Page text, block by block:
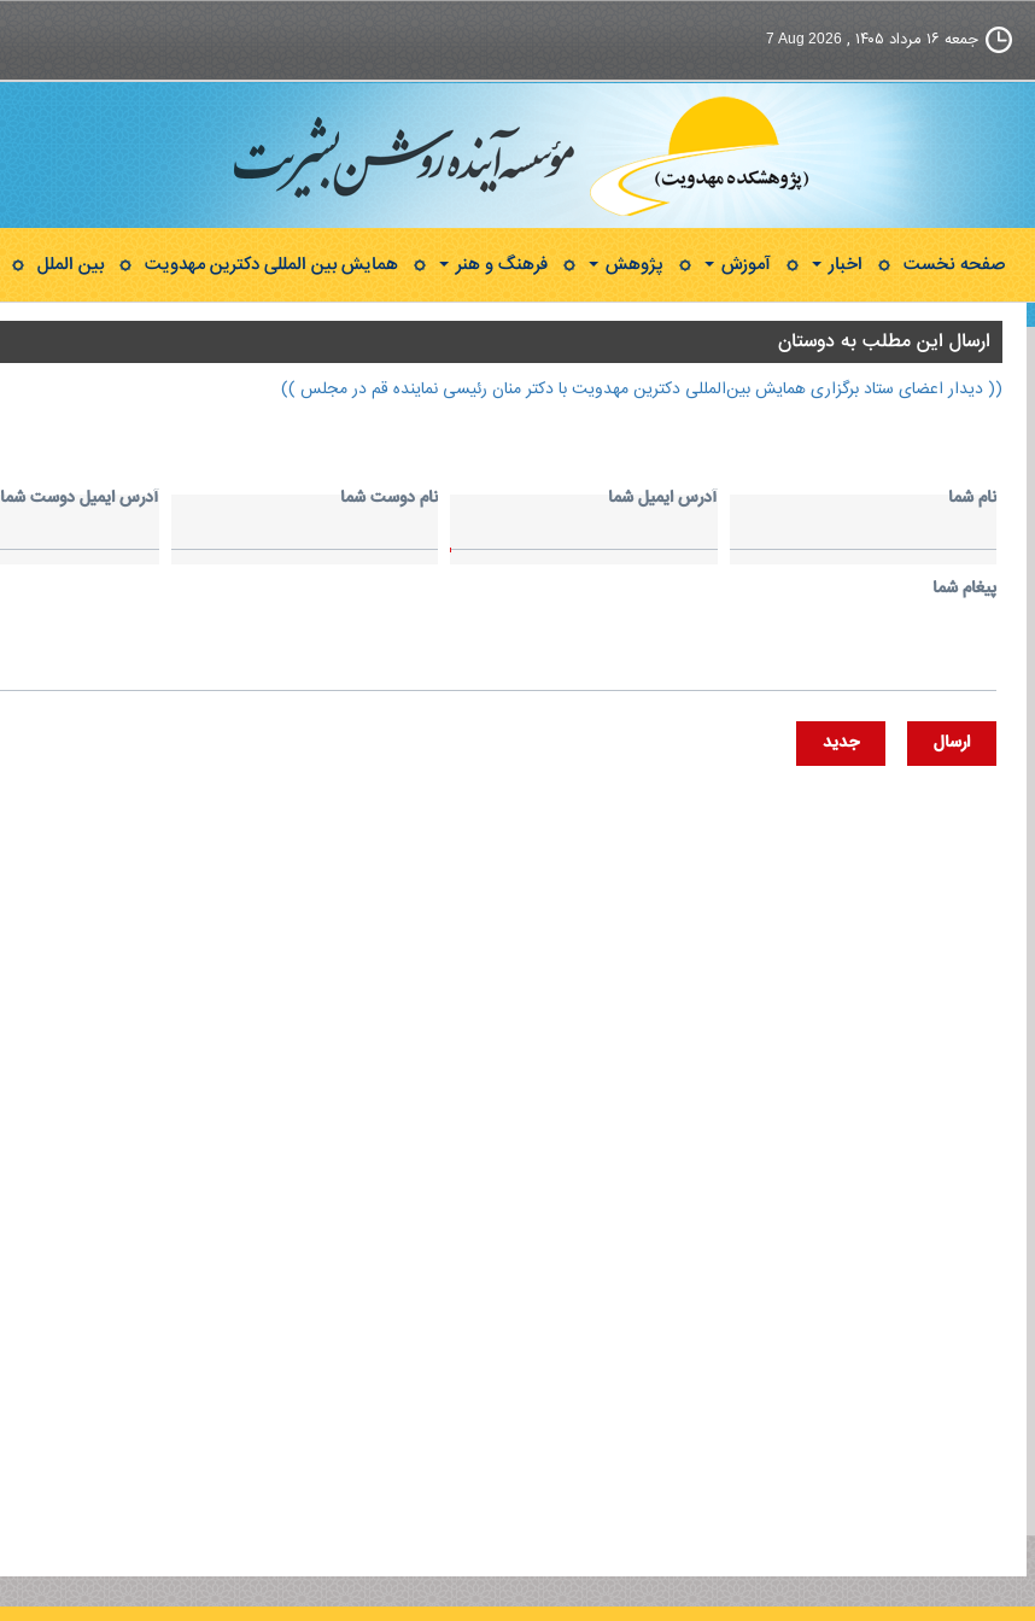
جمعه ۱۶ مرداد ۱۴۰۵ , 7 Aug 2026
صفحه نخست اخبار آموزش پژوهش فرهنگ و هنر همایش بین المللی دکترین مهدویت بین الملل
ارسال اين مطلب به دوستان
(( دیدار اعضای ستاد برگزاری همایش بین‌المللی دکترین مهدویت با دکتر منان رئیسی نماینده قم در مجلس ))
نام شما آدرس ايميل شما نام دوست شما آدرس ايميل دوست شما
پيغام شما
ارسال جديد